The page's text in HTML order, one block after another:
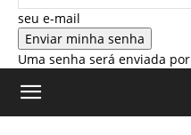
seu e-mail
Uma senha será enviada